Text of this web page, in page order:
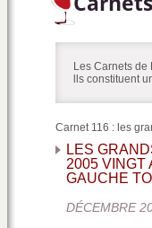
Les Carnets
lls constituent
Carnet 116 : les
LES
2005 VINGT
GAUCHE
DÉCEMBRE